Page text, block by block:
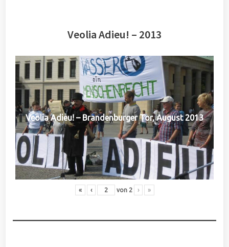
Veolia Adieu! – 2013
Veolia Adieu! – Brandenburger Tor, August 2013
« ‹ von 2 › »